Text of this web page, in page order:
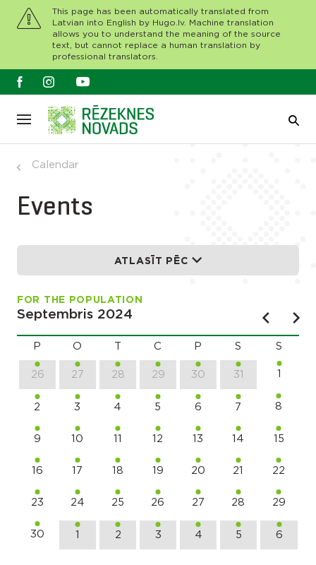
This page has been automatically translated from
Latvian into English by Hugo.lv. Machine translation
allows you to understand the meaning of the source
text, but cannot replace a human translation by
professional translators.
Calendar
Events
ATLASĪT PĒC
FOR THE POPULATION
Septembris 2024
P O C P S S
26 27 28 29 30 31 1
2 3 4 5 6 7 8
9 10 11 12 13 14 15
16 17 18 19 20 21 22
23 24 25 26 27 28 29
30 1 2 3 4 5 6